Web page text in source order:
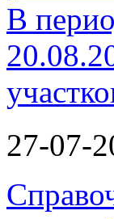
В
27-07-